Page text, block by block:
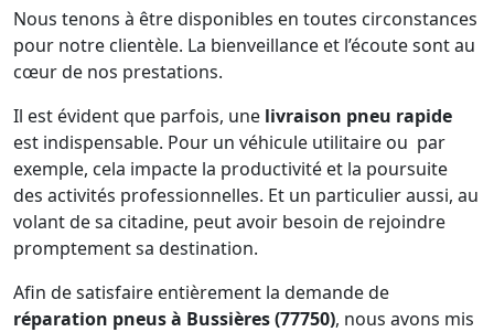
Nous tenons à être disponibles en toutes circonstances
pour notre clientèle. La bienveillance et l’écoute sont au
cœur de nos prestations.
Il est évident que parfois, une livraison pneu rapide
est indispensable. Pour un véhicule utilitaire ou par
exemple, cela impacte la productivité et la poursuite
des activités professionnelles. Et un particulier aussi, au
volant de sa citadine, peut avoir besoin de rejoindre
promptement sa destination.
Afin de satisfaire entièrement la demande de
réparation pneus à Bussières (77750), nous avons mis